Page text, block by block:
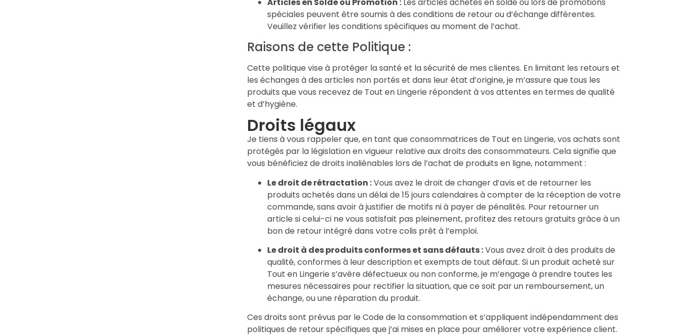
Articles en Solde ou Promotion :Les articles achetés en solde ou lors de promotions
spéciales peuvent être soumis à des conditions de retour ou d’échange différentes.
Veuillez vérifier les conditions spécifiques au moment de l’achat.
Raisons de cette Politique :
Cette politique vise à protéger la santé et la sécurité de mes clientes. En limitant les retours et
les échanges à des articles non portés et dans leur état d’origine, je m’assure que tous les
produits que vous recevez de Tout en Lingerie répondent à vos attentes en termes de qualité
et d’hygiène.
Droits légaux
Je tiens à vous rappeler que, en tant que consommatrices de Tout en Lingerie, vos achats sont
protégés par la législation en vigueur relative aux droits des consommateurs. Cela signifie que
vous bénéficiez de droits inaliénables lors de l’achat de produits en ligne, notamment :
Le droit de rétractation :Vous avez le droit de changer d’avis et de retourner les
produits achetés dans un délai de 15 jours calendaires à compter de la réception de votre
commande, sans avoir à justifier de motifs ni à payer de pénalités. Pour retourner un
article si celui-ci ne vous satisfait pas pleinement, profitez des retours gratuits grâce à un
bon de retour intégré dans votre colis prêt à l’emploi.
Le droit à des produits conformes et sans défauts :Vous avez droit à des produits de
qualité, conformes à leur description et exempts de tout défaut. Si un produit acheté sur
Tout en Lingerie s’avère défectueux ou non conforme, je m’engage à prendre toutes les
mesures nécessaires pour rectifier la situation, que ce soit par un remboursement, un
échange, ou une réparation du produit.
Ces droits sont prévus par le Code de la consommation et s’appliquent indépendamment des
politiques de retour spécifiques que j’ai mises en place pour améliorer votre expérience client.